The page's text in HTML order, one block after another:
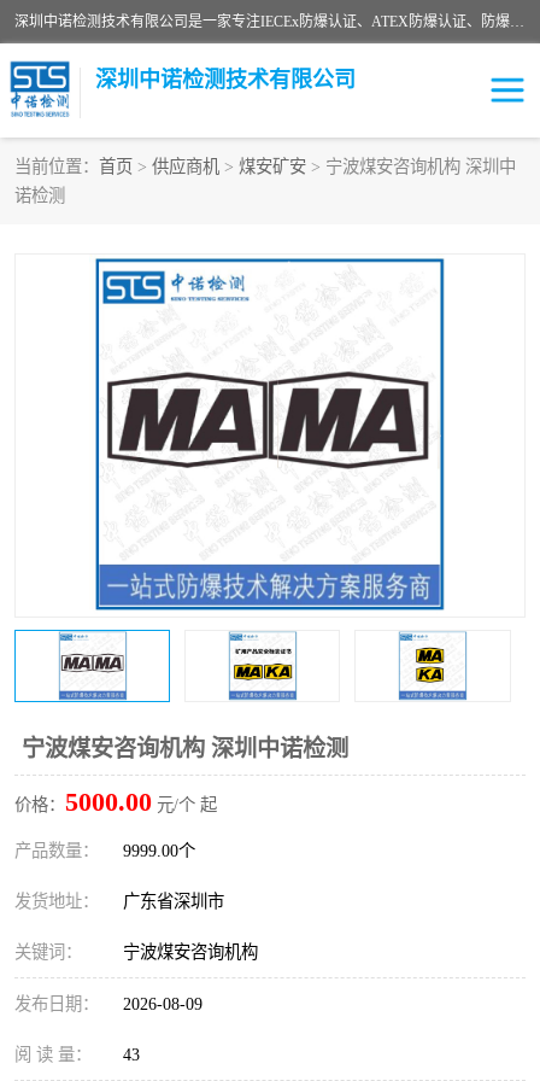
深圳中诺检测技术有限公司是一家专注IECEx防爆认证、ATEX防爆认证、防爆电气检测、防爆合格证、煤安认证等代理机构，可为客户提供从防爆设计、认证、现场检查、工程施工改造、培训等一站式服务。
深圳中诺检测技术有限公司
当前位置： 首页 > 供应商机 > 煤安矿安 > 宁波煤安咨询机构 深圳中
诺检测
宁波煤安咨询机构 深圳中诺检测
价格： 5000.00 元/个 起
产品数量： 9999.00个
发货地址： 广东省深圳市
关键词： 宁波煤安咨询机构
发布日期： 2026-08-09
阅 读 量： 43
ATEX防爆认证
防爆3C认证 现场防爆检测
煤安矿安
IECEx防爆认证 防爆设计
防爆资质证书 各国防爆认证
SIL认证
防爆电气检测机构 防爆合格证代理机构